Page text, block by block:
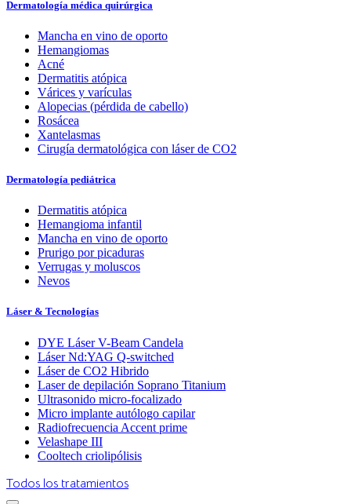
Dermatología médica quirúrgica
Mancha en vino de oporto
Hemangiomas
Acné
Dermatitis atópica
Várices y varículas
Alopecias (pérdida de cabello)
Rosácea
Xantelasmas
Cirugía dermatológica con láser de CO2
Dermatología pediátrica
Dermatitis atópica
Hemangioma infantil
Mancha en vino de oporto
Prurigo por picaduras
Verrugas y moluscos
Nevos
Láser & Tecnologías
DYE Láser V-Beam Candela
Láser Nd:YAG Q-switched
Láser de CO2 Hibrido
Laser de depilación Soprano Titanium
Ultrasonido micro-focalizado
Micro implante autólogo capilar
Radiofrecuencia Accent prime
Velashape III
Cooltech criolipólisis
Todos los tratamientos